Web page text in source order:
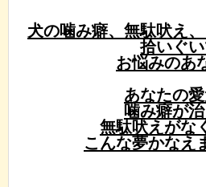
犬の噛み癖、無駄吠え、
拾いぐ
お悩みのあ
あなたの
噛み癖が
無駄吠えがな
こんな夢かなえ